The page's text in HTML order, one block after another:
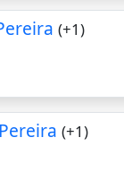
(+1)
(+1)